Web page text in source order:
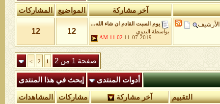
آخر مشاركة المواضيع المشاركات
الأرشيف
يوم السبت القادم ان شاء الله...
بواسطة
البدوي
11-07-2019
11:02 AM
12
12
صفحة 1 من 2 1
2
>
أدوات المنتدى إبحث في هذا المنتدى
التقييم آخر مشاركة مشاركات المشاهدات